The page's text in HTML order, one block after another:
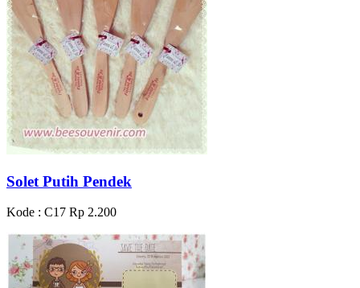
Solet Putih Pendek
Kode : C17 Rp 2.200